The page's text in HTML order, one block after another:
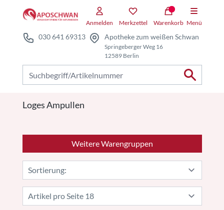
Anmelden Merkzettel Warenkorb Menü
030 641 69313 Apotheke zum weißen Schwan
Springeberger Weg 16
12589 Berlin
Loges Ampullen
Weitere Warengruppen